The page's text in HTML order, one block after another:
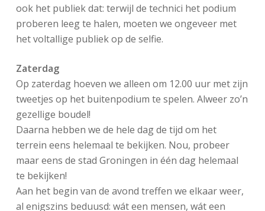
ook het publiek dat: terwijl de technici het podium
proberen leeg te halen, moeten we ongeveer met
het voltallige publiek op de selfie.
Zaterdag
Op zaterdag hoeven we alleen om 12.00 uur met zijn
tweetjes op het buitenpodium te spelen. Alweer zo’n
gezellige boudel!
Daarna hebben we de hele dag de tijd om het
terrein eens helemaal te bekijken. Nou, probeer
maar eens de stad Groningen in één dag helemaal
te bekijken!
Aan het begin van de avond treffen we elkaar weer,
al enigszins beduusd: wát een mensen, wát een